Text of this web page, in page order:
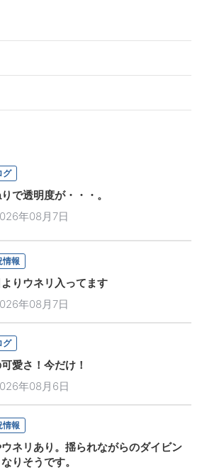
グ
で透明度が・・・。
年08月7日
情報
りウネリ入ってます
年08月7日
グ
愛さ！今だけ！
年08月6日
情報
ネリあり。揺られながらのダイビン
りそうです。